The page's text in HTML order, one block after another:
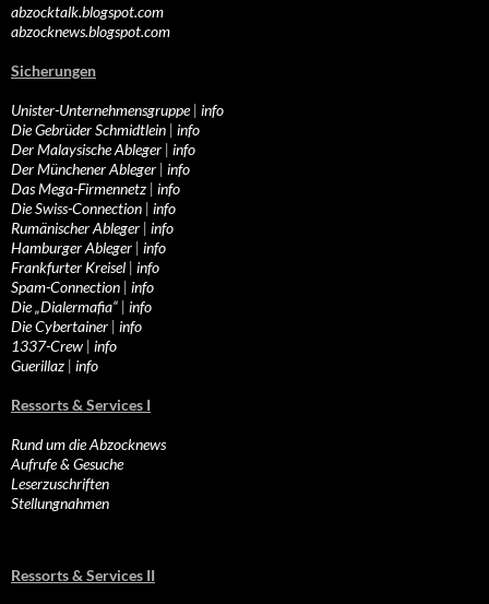
abzocktalk.blogspot.com
abzocknews.blogspot.com
Sicherungen
Unister-Unternehmensgruppe| info
Die Gebrüder Schmidtlein | info
Der Malaysische Ableger | info
Der Münchener Ableger | info
Das Mega-Firmennetz | info
Die Swiss-Connection | info
Rumänischer Ableger | info
Hamburger Ableger | info
Frankfurter Kreisel | info
Spam-Connection | info
Die „Dialermafia“ | info
Die Cybertainer | info
1337-Crew | info
Guerillaz | info
Ressorts & Services I
Rund um die Abzocknews
Aufrufe & Gesuche
Leserzuschriften
Stellungnahmen
Ressorts & Services II